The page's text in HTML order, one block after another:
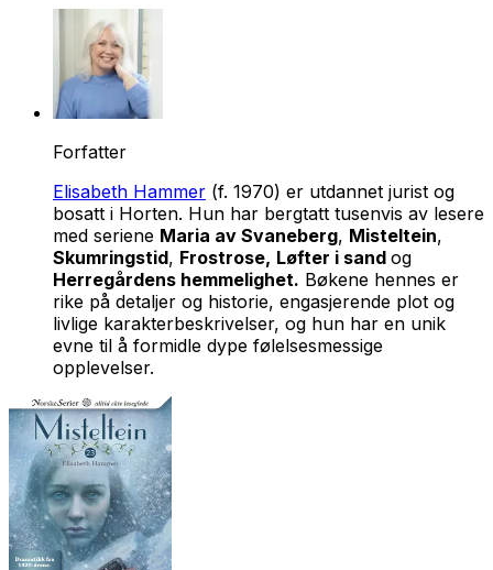
Forfatter
Elisabeth Hammer (f. 1970) er utdannet jurist og
bosatt i Horten. Hun har bergtatt tusenvis av lesere
med seriene Maria av Svaneberg, Misteltein,
Skumringstid, Frostrose, Løfter i sand og
Herregårdens hemmelighet. Bøkene hennes er
rike på detaljer og historie, engasjerende plot og
livlige karakterbeskrivelser, og hun har en unik
evne til å formidle dype følelsesmessige
opplevelser.